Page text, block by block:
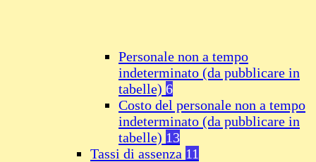
Personale non a tempo
indeterminato (da pubblicare in
tabelle) 6
Costo del personale non a tempo
indeterminato (da pubblicare in
tabelle) 13
Tassi di assenza 11